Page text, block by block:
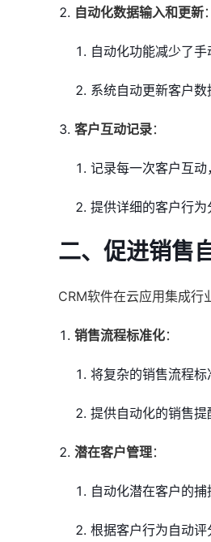
自动化数据输入和更新：
自动化功能减少了手
系统自动更新客户数
客户互动记录：
记录每一次客户互动
提供详细的客户行为
二、促进销售
CRM软件在云应用集成行
销售流程标准化：
将复杂的销售流程标
提供自动化的销售提
潜在客户管理：
自动化潜在客户的
根据客户行为自动评